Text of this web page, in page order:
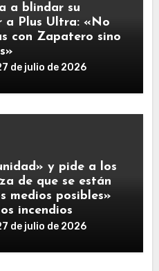
a blindar su
a Plus Ultra: «No
con Zapatero sino
de julio de 2026
y pide a los
de que se están
medios posibles»
incendios
de julio de 2026